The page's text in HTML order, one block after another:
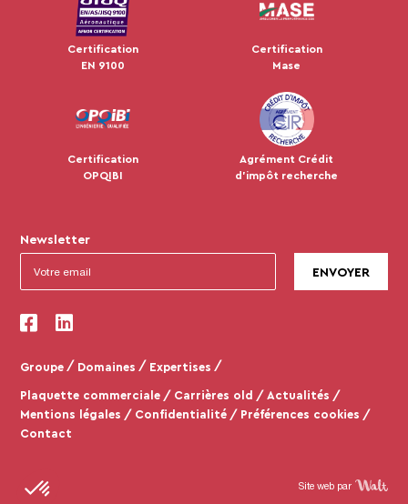
Certification
EN 9100
Certification
Mase
Certification
OPQIBI
Agrément Crédit
d'impôt recherche
Newsletter
Groupe Domaines
Expertises
Plaquette commerciale
Carrières old
Actualités
Mentions légales
Confidentialité
Préférences cookies
Contact
Site web par